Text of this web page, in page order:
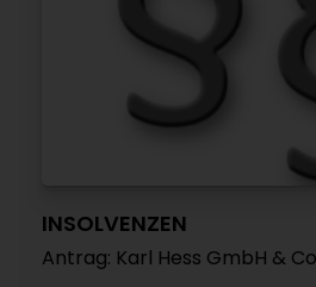
INSOLVENZEN
Antrag: Karl Hess GmbH &